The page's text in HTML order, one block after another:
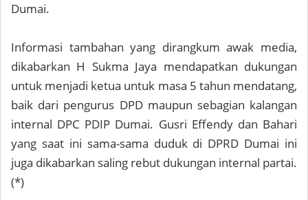
Dumai.
Informasi tambahan yang dirangkum awak media,
dikabarkan H Sukma Jaya mendapatkan dukungan
untuk menjadi ketua untuk masa 5 tahun mendatang,
baik dari pengurus DPD maupun sebagian kalangan
internal DPC PDIP Dumai. Gusri Effendy dan Bahari
yang saat ini sama-sama duduk di DPRD Dumai ini
juga dikabarkan saling rebut dukungan internal partai.
(*)